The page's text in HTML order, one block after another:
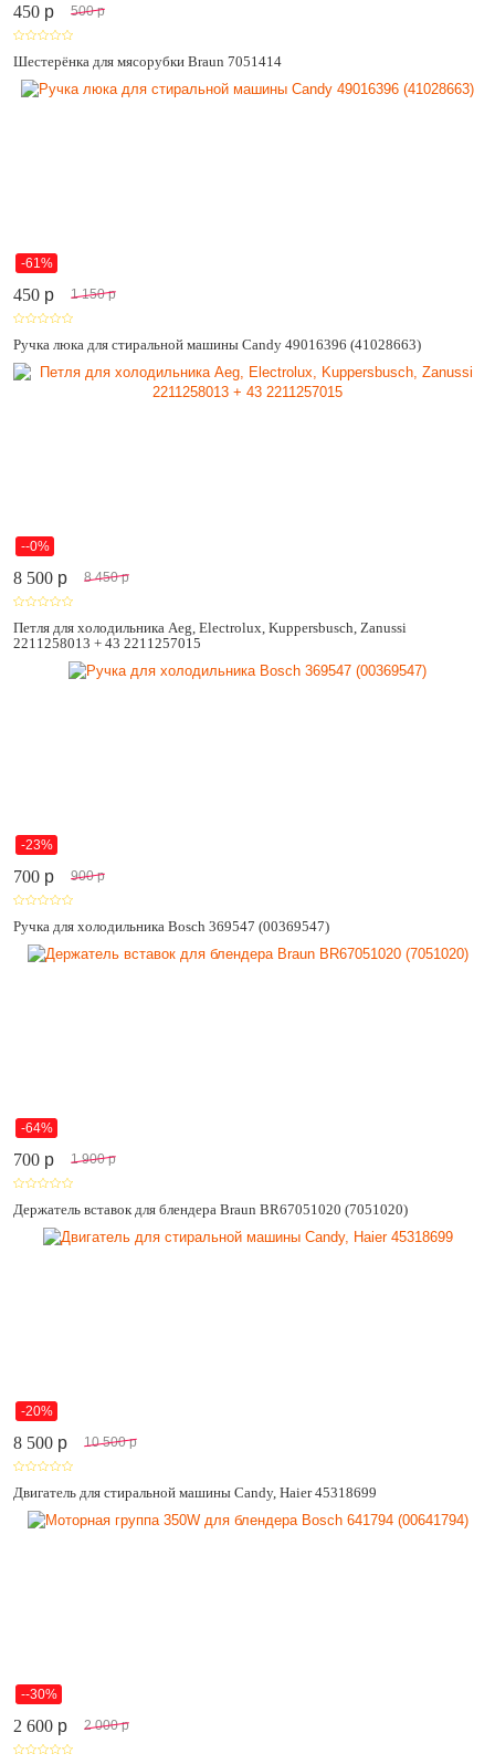
450 p 500 p
Шестерёнка для мясорубки Braun 7051414
-61%
450 p 1 150 p
Ручка люка для стиральной машины Candy 49016396 (41028663)
--0%
8 500 p 8 450 p
Петля для холодильника Aeg, Electrolux, Kuppersbusch, Zanussi
2211258013 + 43 2211257015
-23%
700 p 900 p
Ручка для холодильника Bosch 369547 (00369547)
-64%
700 p 1 900 p
Держатель вставок для блендера Braun BR67051020 (7051020)
-20%
8 500 p 10 500 p
Двигатель для стиральной машины Candy, Haier 45318699
--30%
2 600 p 2 000 p